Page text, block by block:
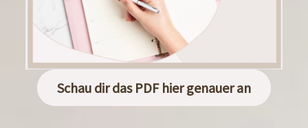
Schau dir das PDF hier genauer an